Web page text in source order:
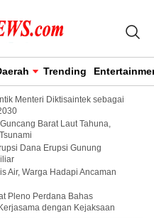
Trending
Menteri Diktisaintek sebagai
Barat Laut Tahuna,
Dana Erupsi Gunung
Air, Warga Hadapi Ancaman
Pleno Perdana Bahas
dengan Kejaksaan